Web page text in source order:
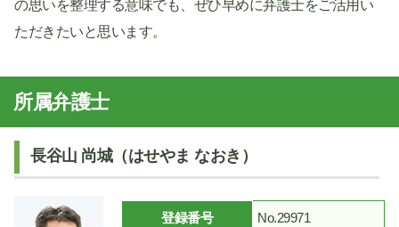
の思いを整理する意味でも、ぜひ早めに弁護士をご活用い
ただきたいと思います。
所属弁護士
長谷山 尚城（はせやま なおき）
登録番号 No.29971